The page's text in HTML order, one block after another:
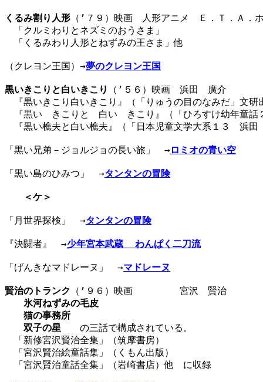
くるみ割り人形 （’７９）映画　人形アニメ　Ｅ．Ｔ．Ａ．
「クルミわりとネズミのおうさま」
「くるみわり人形とねずみの王さま」他
（クレヨン王国）→夢のクレヨン王国
黒いきこりと白いきこり
（’５６）映画　浜田　廣介　　　
『黒いきこり白いきこり』（「りゅうの目のなみだ」文研
『黒い　きこりと　白い　きこり』（「ひろすけ幼年童
『黒い樵夫と白い樵夫』（「日本児童文学大系１３　浜田
「黒い兄弟－ジョルジョの長い旅」　→ ロミオの青い空
「黒い島のひみつ」　→タンタンの冒険
＜ケ＞
「月世界探検」　→タンタンの冒険
『決闘者』　→少年宮本武蔵  わんぱく二刀流
「げんきなマドレーヌ」　→マドレーヌ
賢治のトランク
（’９６）映画　　　　　宮沢　賢治
氷河ねずみの毛皮
猫の事務所
双子の星 の三話で構成されている。
「新修宮沢賢治全集」（筑摩書房）　　　　　　　　　
「宮沢賢治絵童話集」（くもん出版）
「宮沢賢治童話全集」（岩崎書店）他　に収録